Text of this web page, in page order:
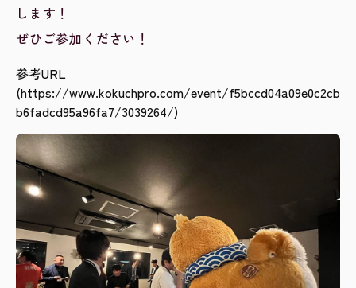
します！
ぜひご参加ください！
参考URL
(https://www.kokuchpro.com/event/f5bccd04a09e0c2cb
b6fadcd95a96fa7/3039264/)